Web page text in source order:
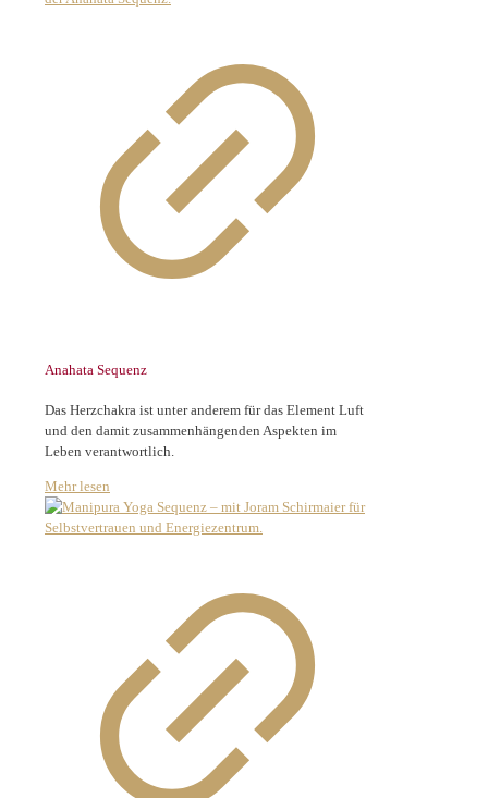
Anahata Sequenz
Das Herzchakra ist unter anderem für das Element Luft
und den damit zusammenhängenden Aspekten im
Leben verantwortlich.
Mehr lesen